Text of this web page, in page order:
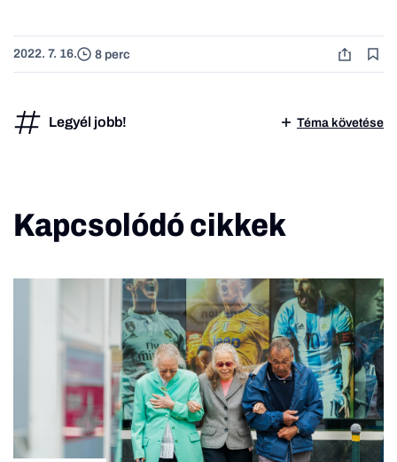
2022. 7. 16. 8 perc
Legyél jobb! Téma követése
Kapcsolódó cikkek